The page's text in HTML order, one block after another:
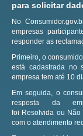
para solicitar
No
empresas
responder as
Primeiro, o
está cadastrada no
empresa tem até 10
Em seguida, o
resposta da
foi Resolvida ou
com o atendimento